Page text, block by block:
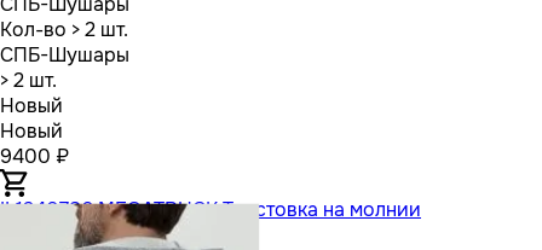
Кол-во > 2 шт.
СПБ-Шушары
> 2 шт.
Новый
Новый
9400 ₽
IL1240786 MEGATRUCK Толстовка на молнии